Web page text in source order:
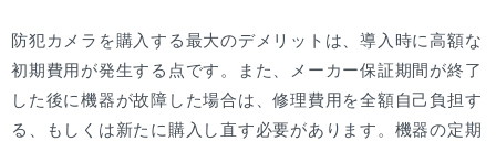
防犯カメラを購入する最大のデメリットは、導入時に高額な
初期費用が発生する点です。また、メーカー保証期間が終了
した後に機器が故障した場合は、修理費用を全額自己負担す
る、もしくは新たに購入し直す必要があります。機器の定期